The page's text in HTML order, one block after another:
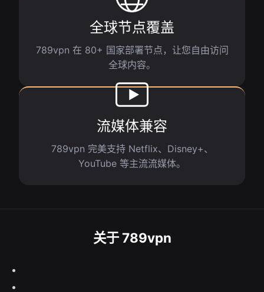
全球节点覆盖
789vpn 在 80+ 国家部署节点，让您自由访问
全球内容。
流媒体兼容
789vpn 完美支持 Netflix、Disney+、
YouTube 等主流流媒体。
关于 789vpn